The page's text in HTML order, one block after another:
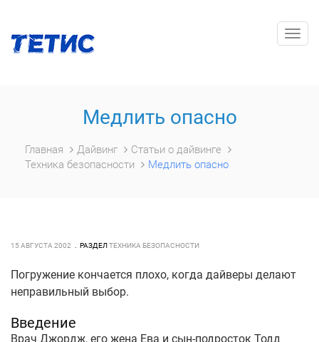
Медлить опасно
Главная Дайвинг
Статьи о дайвинге
Техника безопасности
Медлить опасно
15 АВГУСТА 2002 РАЗДЕЛТЕХНИКА БЕЗОПАСНОСТИ
Погружение кончается плохо, когда дайверы делают
неправильный выбор.
Введение
Врач Джордж, его жена Ева и сын-подросток Тодд